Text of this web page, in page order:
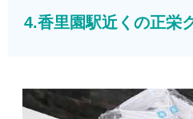
4.香里園駅近くの正栄